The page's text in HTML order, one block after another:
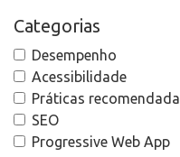
Categorias
Desempenho
Acessibilidade
Práticas
SEO
Progressive Web App